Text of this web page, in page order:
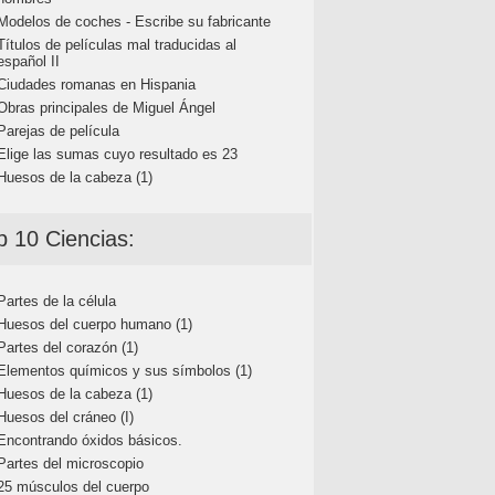
de coches - Escribe su fabricante
de películas mal traducidas al
II
romanas en Hispania
principales de Miguel Ángel
de película
las sumas cuyo resultado es 23
de la cabeza (1)
10 Ciencias:
de la célula
del cuerpo humano (1)
del corazón (1)
químicos y sus símbolos (1)
de la cabeza (1)
del cráneo (I)
óxidos básicos.
del microscopio
músculos del cuerpo